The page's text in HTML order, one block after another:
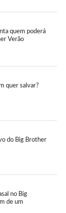
quem poderá
Verão
quer salvar?
do Big Brother
no Big
de um